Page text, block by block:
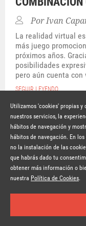
Inicio Temas
PorIvan
La realidad virtual
más juego
próximos años.
posibilidades
pero aún cuenta
SEGUIR LEYENDO
Suscríbete a la
©
Nota Legal
Contacto
Utilizamos 'cookies' propias y
nuestros servicios, la
hábitos de navegación y
hábitos de navegación. En
no la instalación de las
que habrás dado tu
obtener más información o
nuestra Política de Cookies.